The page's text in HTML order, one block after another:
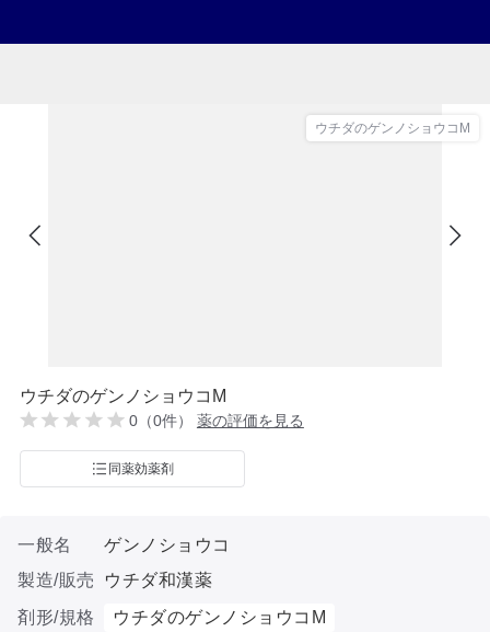
ウチダのゲンノショウコM
ウチダのゲンノショウコM
0（0件） 薬の評価を見る
同薬効薬剤
一般名
ゲンノショウコ
製造/販売
ウチダ和漢薬
剤形/規格
ウチダのゲンノショウコM